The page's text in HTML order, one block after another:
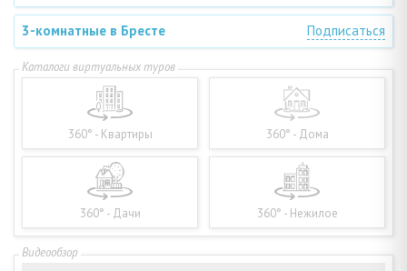
3-комнатные в Бресте Подписаться
360° - Квартиры 360° - Дома
360° - Дачи 360° - Нежилое